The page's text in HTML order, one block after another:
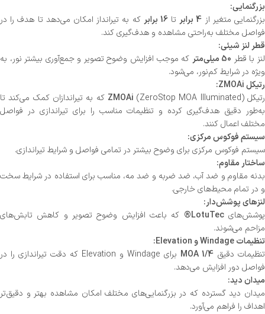
بزرگنمایی:
بزرگنمایی متغیر از 4 برابر تا16 برابر
که به تیرانداز امکان می‌دهد تا هدف را در
فواصل مختلف به‌راحتی مشاهده و هدف‌گیری کند.
قطر لنز شیئی:
لنز با قطر 50 میلی‌متر
که موجب افزایش وضوح تصویر و جمع‌آوری بیشتر نور، به
ویژه در شرایط کم‌نور، می‌شود.
رتیکل ZMOAi:
رتیکل
ZMOAi (ZeroStop MOA Illuminated) که به تیراندازان کمک می‌کند تا
به‌طور دقیق هدف‌گیری کرده و تنظیمات مناسب را برای تیراندازی در فواصل
مختلف اعمال کنند.
سیستم فوکوس مرکزی:
سیستم فوکوس مرکزی برای وضوح بیشتر در تمامی فواصل و شرایط تیراندازی.
ساختار مقاوم:
بدنه مقاوم و ضد آب، ضد ضربه و ضد مه، مناسب برای استفاده در شرایط سخت
و در تمام محیط‌های خارجی.
لنزهای پوشش‌دار:
پوشش‌هایLotuTec®
که باعث افزایش وضوح تصویر و کاهش تابش‌های
مزاحم می‌شوند.
تنظیمات Windage و Elevation:
تنظیمات دقیق 1/4 MOA
برای Windage و Elevation که دقت تیراندازی را در
فواصل دور افزایش می‌دهد.
میدان دید:
میدان دید گسترده که در بزرگنمایی‌های مختلف امکان مشاهده بهتر و دقیق‌تر
اهداف را فراهم می‌آورد.